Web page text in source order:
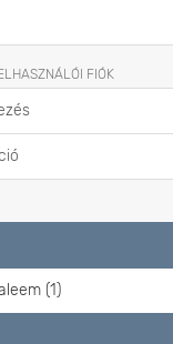
FIÓK
(1)